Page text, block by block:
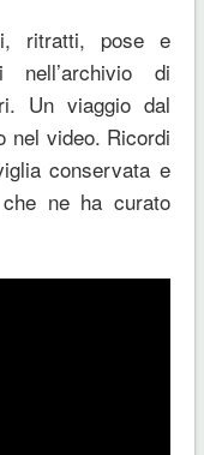
ritratti, pose e
nell’archivio di
Un viaggio dal
nel video. Ricordi
conservata e
ne ha curato